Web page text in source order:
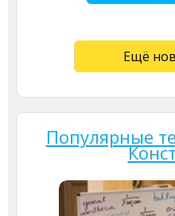
Ещё
Популярные